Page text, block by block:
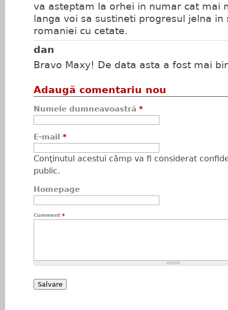
va asteptam la orhei in numar cat mai
langa voi sa sustineti progresul jelna
romaniei cu cetate.
dan
Bravo Maxy! De data asta a fost mai
Adaugă comentariu nou
Numele dumneavoastră *
E-mail *
Conţinutul acestui câmp va fi considerat
public.
Homepage
Comment *